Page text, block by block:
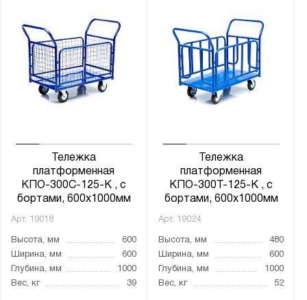
Тележка
платформенная
КПО-300С-125-К , с
бортами, 600х1000мм
Арт. 19018
Высота, мм
600
Ширина, мм
600
Глубина, мм
1000
Вес, кг
39
Тележка
платформенная
КПО-300Т-125-К , с
бортами, 600х1000мм
Арт. 19024
Высота, мм
480
Ширина, мм
600
Глубина, мм
1000
Вес, кг
52
от до
Общая высота штабелера, мм:
от
Россия
Производитель:
Диком
Предприятие ДВК